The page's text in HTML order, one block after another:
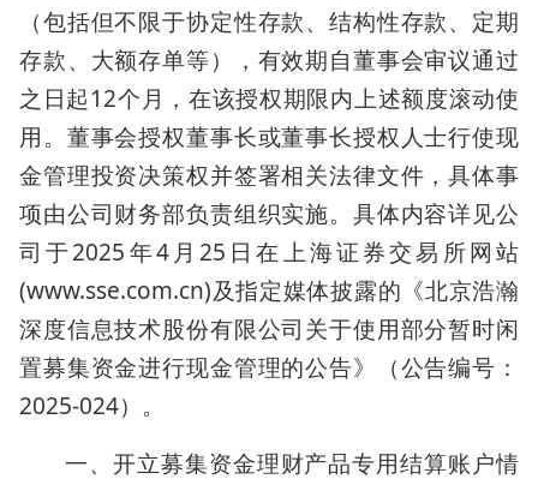
（包括但不限于协定性存款、结构性存款、定期
存款、大额存单等），有效期自董事会审议通过
之日起12个月，在该授权期限内上述额度滚动使
用。董事会授权董事长或董事长授权人士行使现
金管理投资决策权并签署相关法律文件，具体事
项由公司财务部负责组织实施。具体内容详见公
司于2025年4月25日在上海证券交易所网站
(www.sse.com.cn)及指定媒体披露的《北京浩瀚
深度信息技术股份有限公司关于使用部分暂时闲
置募集资金进行现金管理的公告》（公告编号：
2025-024）。
一、开立募集资金理财产品专用结算账户情